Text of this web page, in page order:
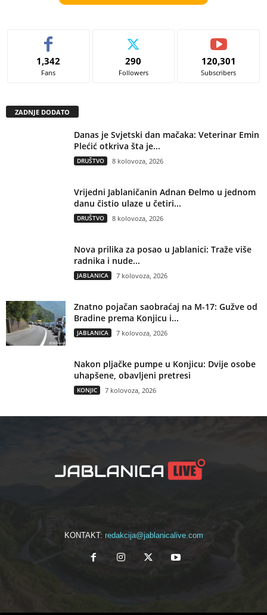
1,342
Fans
290
Followers
120,301
Subscribers
ZADNJE DODATO
Danas je Svjetski dan mačaka: Veterinar Emin
Plećić otkriva šta je...
DRUŠTVO 8 kolovoza, 2026
Vrijedni Jablaničanin Adnan Đelmo u jednom
danu čistio ulaze u četiri...
DRUŠTVO 8 kolovoza, 2026
Nova prilika za posao u Jablanici: Traže više
radnika i nude...
JABLANICA 7 kolovoza, 2026
Znatno pojačan saobraćaj na M-17: Gužve od
Bradine prema Konjicu i...
JABLANICA 7 kolovoza, 2026
Nakon pljačke pumpe u Konjicu: Dvije osobe
uhapšene, obavljeni pretresi
KONJIC 7 kolovoza, 2026
KONTAKT: redakcija@jablanicalive.com